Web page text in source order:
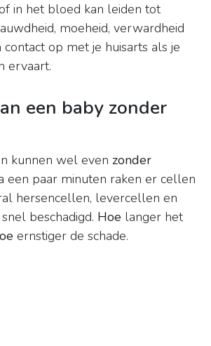
in het bloed kan leiden tot
moeheid, verwardheid
op met je huisarts als je
ervaart.
een baby zonder
kunnen wel even zonder
een paar minuten raken er cellen
hersencellen, levercellen en
beschadigd. Hoe langer het
ernstiger de schade.